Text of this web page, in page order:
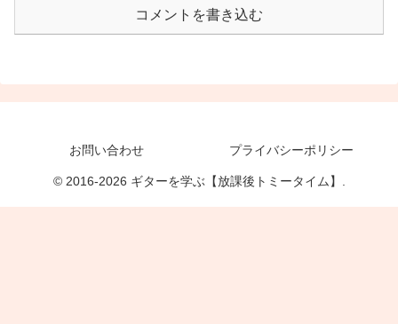
コメントを書き込む
お問い合わせ プライバシーポリシー
© 2016-2026 ギターを学ぶ【放課後トミータイム】.